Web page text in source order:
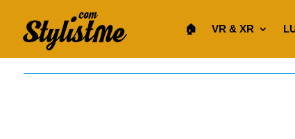
🏠︎ VR & XR